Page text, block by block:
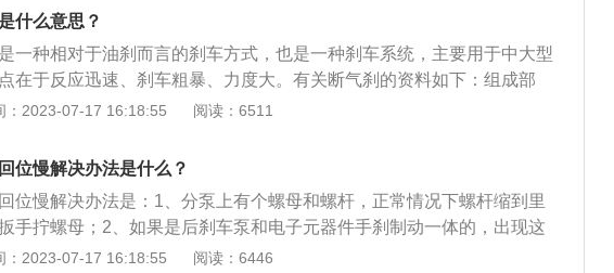
双离合变速箱，半离合的次数和时间完全可以控制，从而减少离合器的
而双离合的磨损大多数发生在低速行驶阶段，所以对于双离合变速箱，低
握手动模式，可以延长离合器的使用寿命。
什么意思？
一种相对于油刹而言的刹车方式，也是一种刹车系统，主要用于中大型
在于反应迅速、刹车粗暴、力度大。有关断气刹的资料如下：组成部
动操纵机构、双回路制动机构、制动器、空压机等组成。其中制动操纵
压报警器、气压调节器、制动管、换向阀、继动阀、安全阀、放水阀。
理：这种车的手刹系统平时是用大力的弹簧处于正常刹车状态，车辆要行
，驾驶员松手刹就是一个充气的动作，必须要达到一定的气压才能顶开
就是把手刹松掉，才能行驶。而常规刹车是手刹锁住传动轴，脚刹时由
进入制动气室锁住车轮。
：2023-07-17 16:18:55 阅读：6511
位慢解决办法是什么？
位慢解决办法是：1、分泵上有个螺母和螺杆，正常情况下螺杆缩到里
手拧螺母；2、如果是后刹车泵和电子元器件手刹制动一体的，出现这
可能是手制动电机坏了，踩刹车使电机产生振动就会工作，说明电机有
：2023-07-17 16:18:55 阅读：6446